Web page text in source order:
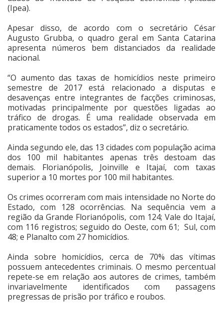
(Ipea).
Apesar disso, de acordo com o secretário César
Augusto Grubba, o quadro geral em Santa Catarina
apresenta números bem distanciados da realidade
nacional.
“O aumento das taxas de homicídios neste primeiro
semestre de 2017 está relacionado a disputas e
desavenças entre integrantes de facções criminosas,
motivadas principalmente por questões ligadas ao
tráfico de drogas. É uma realidade observada em
praticamente todos os estados”, diz o secretário.
Ainda segundo ele, das 13 cidades com população acima
dos 100 mil habitantes apenas três destoam das
demais. Florianópolis, Joinville e Itajaí, com taxas
superior a 10 mortes por 100 mil habitantes.
Os crimes ocorreram com mais intensidade no Norte do
Estado, com 128 ocorrências. Na sequência vem a
região da Grande Florianópolis, com 124; Vale do Itajaí,
com 116 registros; seguido do Oeste, com 61; Sul, com
48; e Planalto com 27 homicídios.
Ainda sobre homicídios, cerca de 70% das vítimas
possuem antecedentes criminais. O mesmo percentual
repete-se em relação aos autores de crimes, também
invariavelmente identificados com passagens
pregressas de prisão por tráfico e roubos.